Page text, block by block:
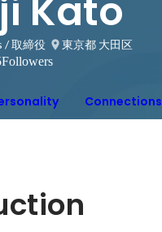
Kato
/ 取締役
東京都 大田区
Followers
Connections